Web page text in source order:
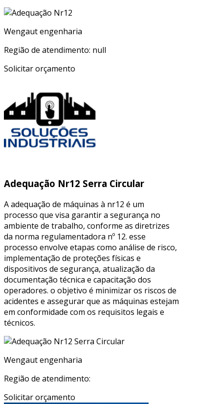
Wengaut engenharia
Região de atendimento: null
Solicitar orçamento
Adequação Nr12 Serra Circular
A adequação de máquinas à nr12 é um
processo que visa garantir a segurança no
ambiente de trabalho, conforme as diretrizes
da norma regulamentadora nº 12. esse
processo envolve etapas como análise de risco,
implementação de proteções físicas e
dispositivos de segurança, atualização da
documentação técnica e capacitação dos
operadores. o objetivo é minimizar os riscos de
acidentes e assegurar que as máquinas estejam
em conformidade com os requisitos legais e
técnicos.
Wengaut engenharia
Região de atendimento:
Solicitar orçamento